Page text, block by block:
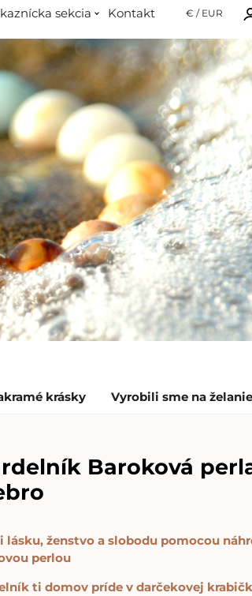
sekcia Kontakt € / EUR
krásky Vyrobili sme na želanie
Baroková
lásku, ženstvo a slobodu pomocou
perlou
ti domov príde v darčekovej